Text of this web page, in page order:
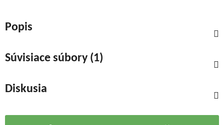
Popis
Súvisiace súbory (1)
Diskusia